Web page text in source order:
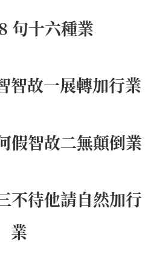
句十六種業
智故一展轉加行業
假智故二無顛倒業
不待他請自然加行
業